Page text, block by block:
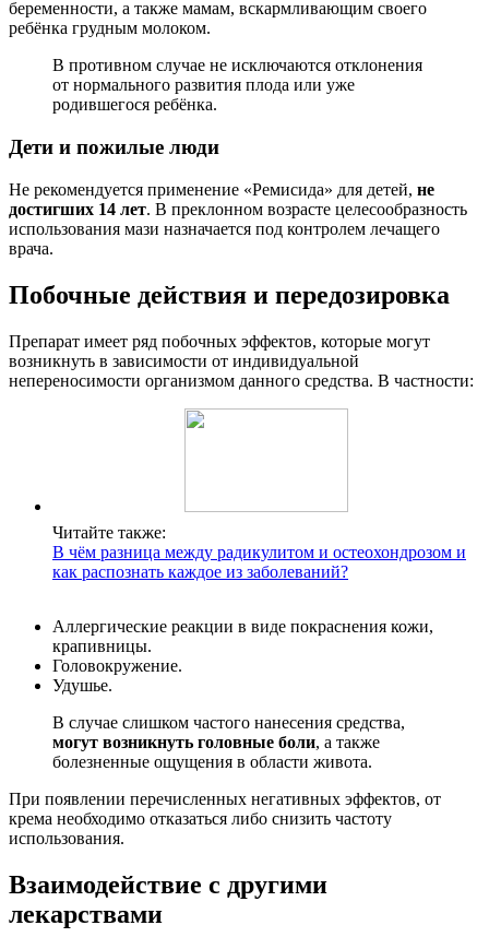
беременности, а также мамам, вскармливающим своего
ребёнка грудным молоком.
В противном случае не исключаются отклонения
от нормального развития плода или уже
родившегося ребёнка.
Дети и пожилые люди
Не рекомендуется применение «Ремисида» для детей, не
достигших 14 лет. В преклонном возрасте целесообразность
использования мази назначается под контролем лечащего
врача.
Побочные действия и передозировка
Препарат имеет ряд побочных эффектов, которые могут
возникнуть в зависимости от индивидуальной
непереносимости организмом данного средства. В частности:
Читайте также:
В чём разница между радикулитом и остеохондрозом и
как распознать каждое из заболеваний?
Аллергические реакции в виде покраснения кожи,
крапивницы.
Головокружение.
Удушье.
В случае слишком частого нанесения средства,
могут возникнуть головные боли, а также
болезненные ощущения в области живота.
При появлении перечисленных негативных эффектов, от
крема необходимо отказаться либо снизить частоту
использования.
Взаимодействие с другими
лекарствами